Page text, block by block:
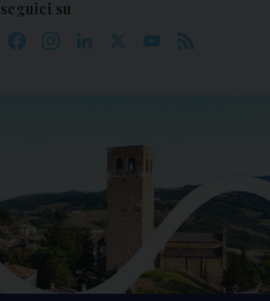
seguici su
Facebook
Instagram
LinkedIn YouTube